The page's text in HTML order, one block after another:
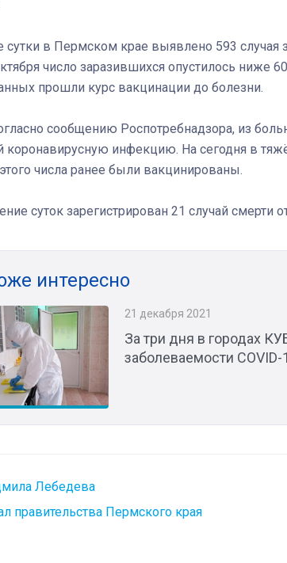
сутки в Пермском крае выявлено 593
число заразившихся опустилось ниже
прошли курс вакцинации до болезни.
сообщению Роспотребнадзора, из
коронавирусную инфекцию. На сегодня в
числа ранее были вакцинированы.
суток зарегистрирован 21 случай смерти
интересно
21 декабря 2021
За три дня в городах
заболеваемости COVID-
Лебедева
правительства Пермского края